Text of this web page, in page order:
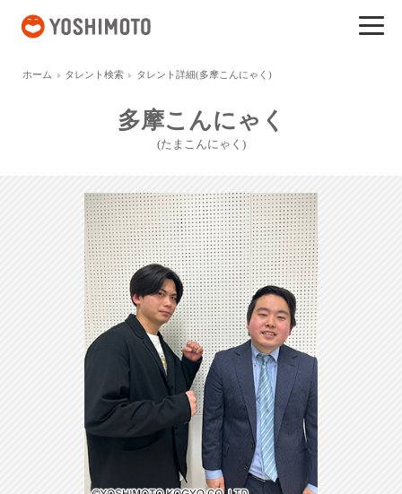
ホーム タレント検索 タレント詳細(多摩こんにゃく)
多摩こんにゃく
(たまこんにゃく)